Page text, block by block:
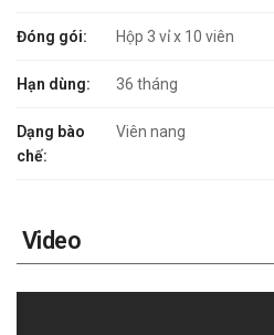
Đóng gói: Hộp 3 vỉ x 10 viên
Hạn dùng: 36 tháng
Dạng bào
chế:
Viên nang
Video